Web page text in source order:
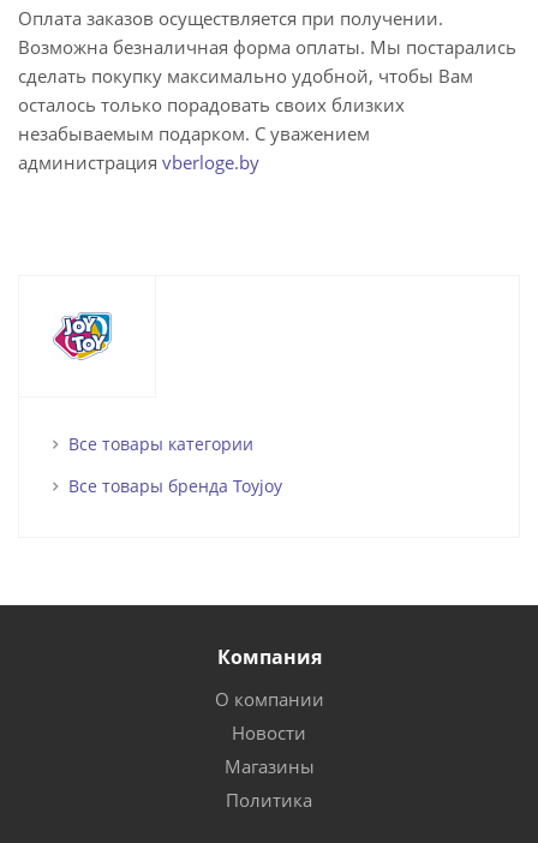
Оплата заказов осуществляется при получении.
Возможна безналичная форма оплаты. Мы постарались
сделать покупку максимально удобной, чтобы Вам
осталось только порадовать своих близких
незабываемым подарком. С уважением
администрация vberloge.by
Все товары категории
Все товары бренда Toyjoy
Компания
О компании
Новости
Магазины
Политика